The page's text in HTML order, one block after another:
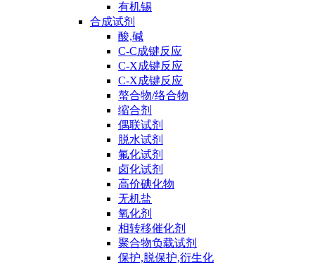
有机锡
合成试剂
酸,碱
C-C成键反应
C-X成键反应
C-X成键反应
螯合物/络合物
缩合剂
偶联试剂
脱水试剂
氟化试剂
卤化试剂
高价碘化物
无机盐
氧化剂
相转移催化剂
聚合物负载试剂
保护,脱保护,衍生化